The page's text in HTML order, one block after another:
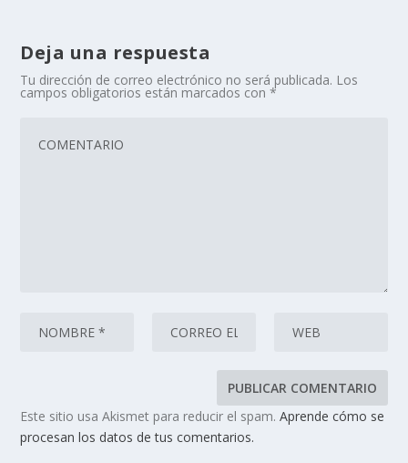
Deja una respuesta
Tu dirección de correo electrónico no será publicada. Los
campos obligatorios están marcados con*
Este sitio usa Akismet para reducir el spam.Aprende cómo se
procesan los datos de tus comentarios.